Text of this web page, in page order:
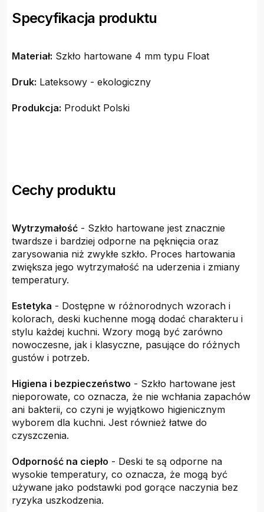
Specyfikacja produktu
Materiał: Szkło hartowane 4 mm typu Float
Druk: Lateksowy - ekologiczny
Produkcja: Produkt Polski
Cechy produktu
Wytrzymałość - Szkło hartowane jest znacznie
twardsze i bardziej odporne na pęknięcia oraz
zarysowania niż zwykłe szkło. Proces hartowania
zwiększa jego wytrzymałość na uderzenia i zmiany
temperatury.
Estetyka - Dostępne w różnorodnych wzorach i
kolorach, deski kuchenne mogą dodać charakteru i
stylu każdej kuchni. Wzory mogą być zarówno
nowoczesne, jak i klasyczne, pasujące do różnych
gustów i potrzeb.
Higiena i bezpieczeństwo - Szkło hartowane jest
nieporowate, co oznacza, że nie wchłania zapachów
ani bakterii, co czyni je wyjątkowo higienicznym
wyborem dla kuchni. Jest również łatwe do
czyszczenia.
Odporność na ciepło - Deski te są odporne na
wysokie temperatury, co oznacza, że mogą być
używane jako podstawki pod gorące naczynia bez
ryzyka uszkodzenia.